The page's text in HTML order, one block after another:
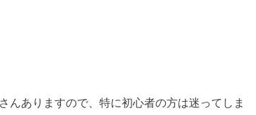
んありますので、特に初心者の方は迷ってしま